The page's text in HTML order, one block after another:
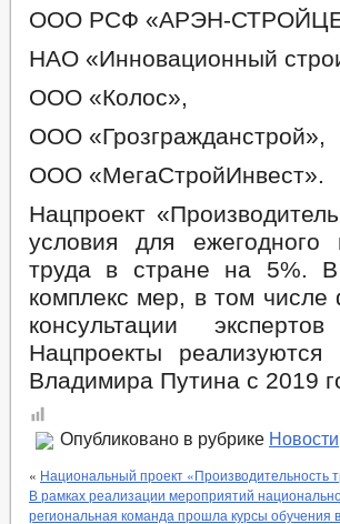
ООО РСФ «АРЭН-
НАО «Инновационный
ООО «Колос»,
ООО «Грозгражданстрой»,
ООО «МегаСтройИнвест».
Нацпроект
условия для ежегодного
труда в стране на 5%.
комплекс мер, в том
консультации
Нацпроекты
Владимира Путина с 2019
Опубликовано в рубрике Новости
« Национальный проект «Производительность
В рамках реализации мероприятий
региональная команда прошла курсы обучения